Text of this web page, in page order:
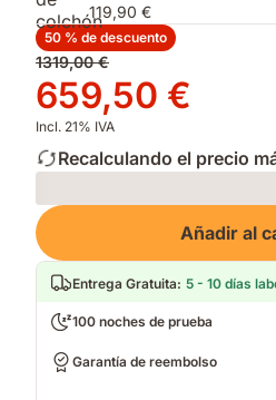
119,90 €
50 % de descuento
Precio
original
1319,00 €
1319,00 €
Precio
659,50 €
659,50 €
Incl. 21% IVA
Recalculando el precio
Loading
Añadir al
Entrega Gratuita: 5 - 10 días
100 noches de prueba
Garantía de reembolso